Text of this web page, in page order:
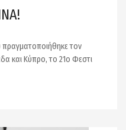
τον
και Κύπρο, το 21ο Φεστι